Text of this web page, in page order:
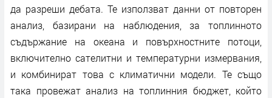
да разреши дебата. Те използват данни от повторен
анализ, базирани на наблюдения, за топлинното
съдържание на океана и повърхностните потоци,
включително сателитни и температурни измервания,
и комбинират това с климатични модели. Те също
така провежат анализ на топлинния бюджет, който